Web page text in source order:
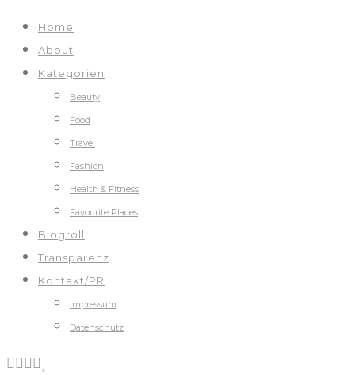
Home
About
Kategorien
Beauty
Food
Travel
Fashion
Health & Fitness
Favourite Places
Blogroll
Transparenz
Kontakt/PR
Impressum
Datenschutz